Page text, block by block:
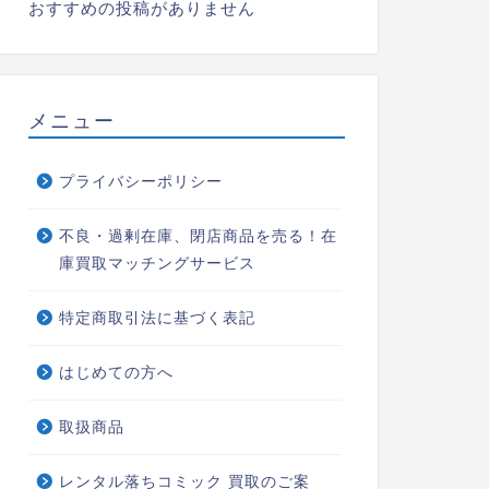
おすすめの投稿がありません
メニュー
プライバシーポリシー
不良・過剰在庫、閉店商品を売る！在
庫買取マッチングサービス
特定商取引法に基づく表記
はじめての方へ
取扱商品
レンタル落ちコミック 買取のご案